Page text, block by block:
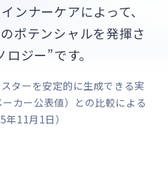
ンナーケアによって、
ポテンシャルを発揮さ
ジー”です。
ターを安定的に生成できる実
カー公表値）との比較による
年11月1日）